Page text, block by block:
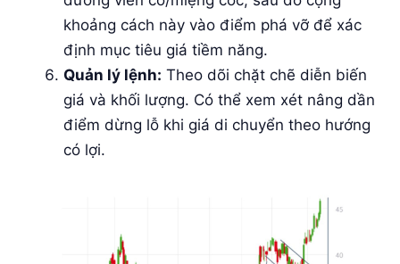
khoảng cách này vào điểm phá vỡ để xác
định mục tiêu giá tiềm năng.
Quản lý lệnh: Theo dõi chặt chẽ diễn biến
giá và khối lượng. Có thể xem xét nâng dần
điểm dừng lỗ khi giá di chuyển theo hướng
có lợi.